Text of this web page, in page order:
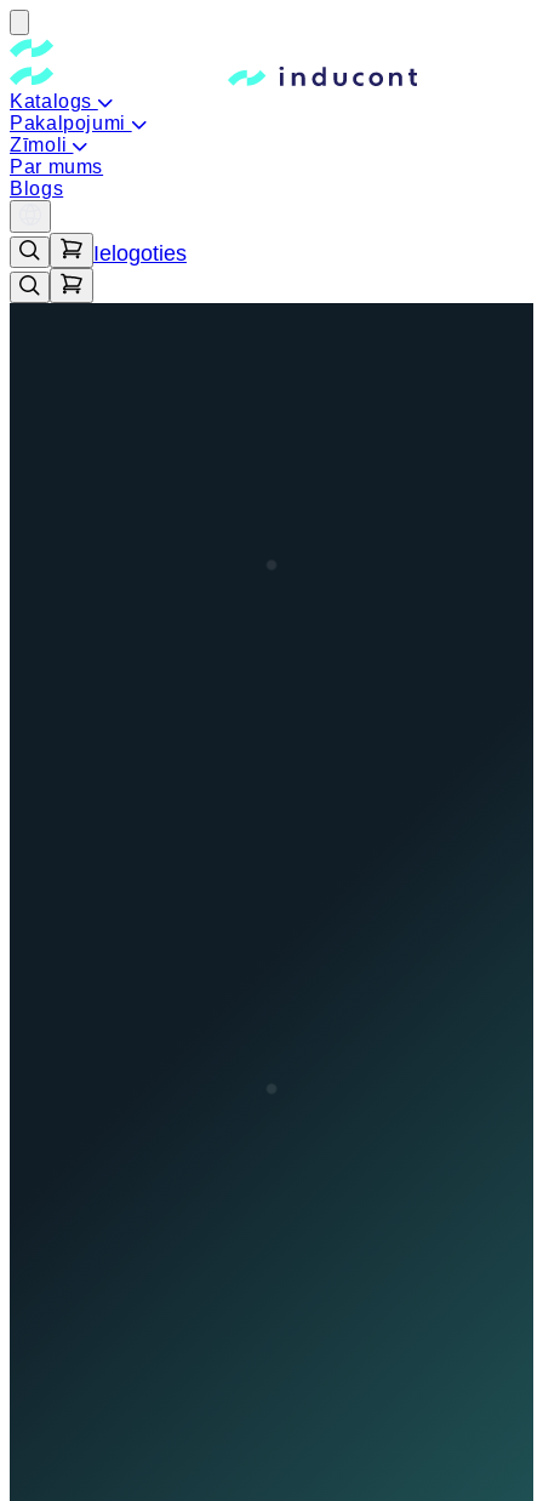
Katalogs
Pakalpojumi
Zīmoli
Par mums
Blogs
Ielogoties